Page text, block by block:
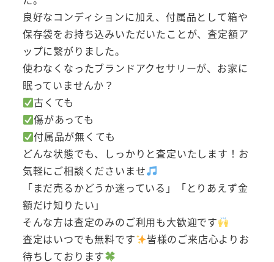
良好なコンディションに加え、付属品として箱や
保存袋をお持ち込みいただいたことが、査定額ア
ップに繋がりました。
使わなくなったブランドアクセサリーが、お家に
眠っていませんか？
古くても
傷があっても
付属品が無くても
どんな状態でも、しっかりと査定いたします！お
気軽にご相談くださいませ
「まだ売るかどうか迷っている」「とりあえず金
額だけ知りたい」
そんな方は査定のみのご利用も大歓迎です
査定はいつでも無料です
皆様のご来店心よりお
待ちしております